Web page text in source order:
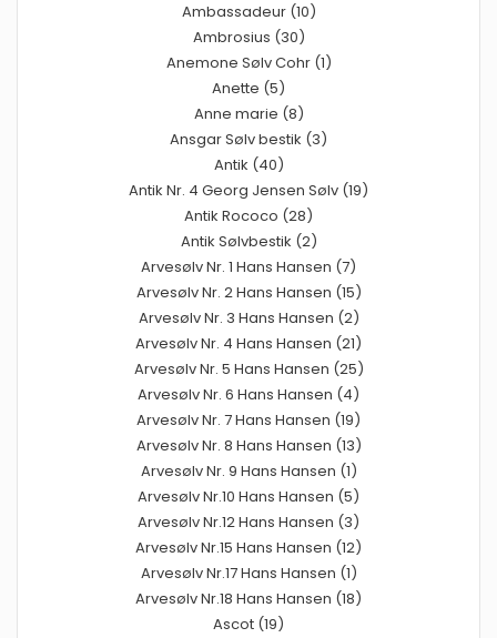
Ambassadeur (10)
Ambrosius (30)
Anemone Sølv Cohr (1)
Anette (5)
Anne marie (8)
Ansgar Sølv bestik (3)
Antik (40)
Antik Nr. 4 Georg Jensen Sølv (19)
Antik Rococo (28)
Antik Sølvbestik (2)
Arvesølv Nr. 1 Hans Hansen (7)
Arvesølv Nr. 2 Hans Hansen (15)
Arvesølv Nr. 3 Hans Hansen (2)
Arvesølv Nr. 4 Hans Hansen (21)
Arvesølv Nr. 5 Hans Hansen (25)
Arvesølv Nr. 6 Hans Hansen (4)
Arvesølv Nr. 7 Hans Hansen (19)
Arvesølv Nr. 8 Hans Hansen (13)
Arvesølv Nr. 9 Hans Hansen (1)
Arvesølv Nr.10 Hans Hansen (5)
Arvesølv Nr.12 Hans Hansen (3)
Arvesølv Nr.15 Hans Hansen (12)
Arvesølv Nr.17 Hans Hansen (1)
Arvesølv Nr.18 Hans Hansen (18)
Ascot (19)